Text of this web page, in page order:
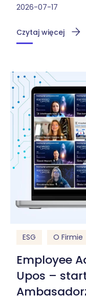
2026-07-17
Czytaj więcej
ESG O Firmie
Employee
Upos –